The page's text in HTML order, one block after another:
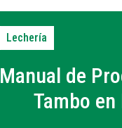
Lechería
Manual de
Tambo en